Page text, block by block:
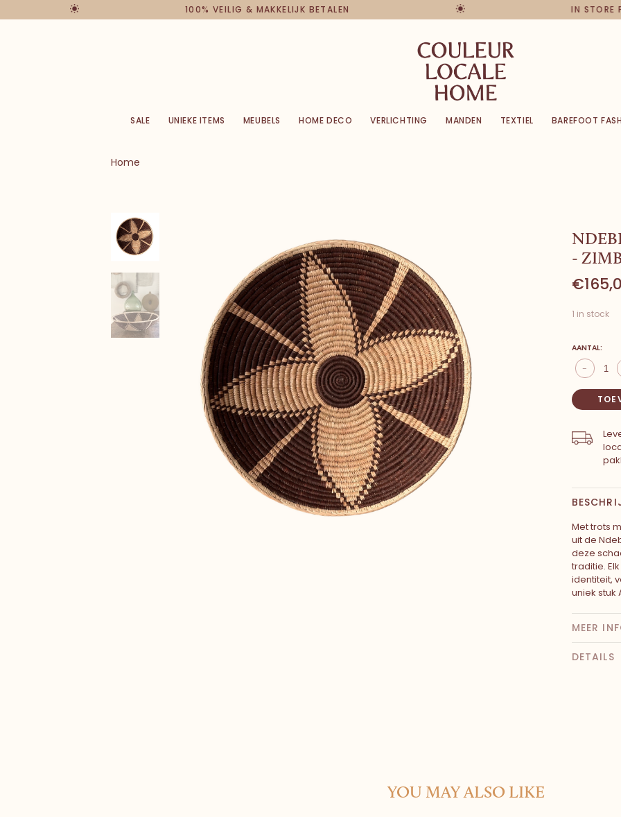
100% VEILIG & MAKKELIJK BETALEN IN STORE
SALE UNIEKE ITEMS MEUBELS HOME DECO VERLICHTING MANDEN TEXTIEL BAREFOOT
Home
-
1 in stock
AANTAL:
-
Met trots
uit de
deze
traditie.
identiteit,
uniek stuk
MEER
DETAILS
YOU MAY ALSO LIKE